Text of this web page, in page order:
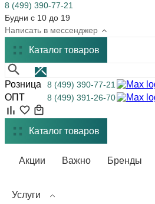
8 (499) 390-77-21
Будни с 10 до 19
Написать в мессенджер
Каталогтоваров
Розница 8 (499) 390-77-21
ОПТ
8 (499) 391-26-70
Каталог товаров
Акции Важно Бренды
Услуги